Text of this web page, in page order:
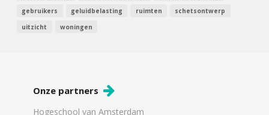
gebruikers
geluidbelasting ruimten
schetsontwerp
uitzicht
woningen
Onze partners
Hogeschool van Amsterdam